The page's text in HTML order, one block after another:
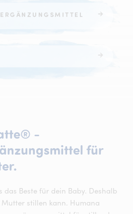
-
für
Beste für dein Baby. Deshalb
stillen kann. Humana